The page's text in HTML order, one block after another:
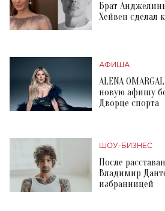
Брат
Хейвен сделал
АФИША
ALENA
новую афишу
Дворце спорта
ШОУ-БИЗНЕС
После
Владимир
избранницей